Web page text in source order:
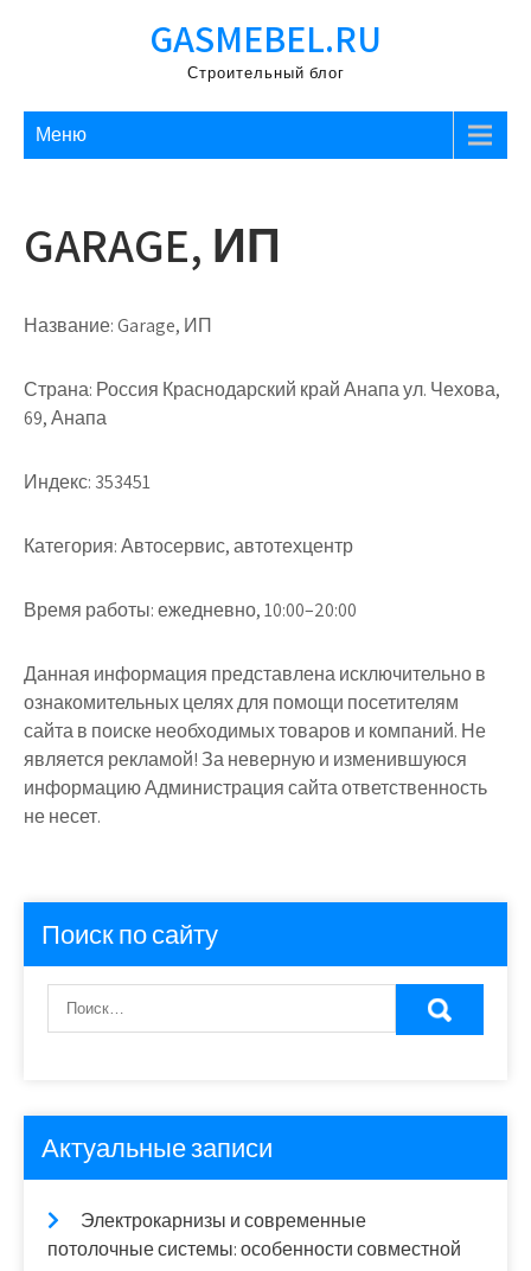
GASMEBEL.RU
Строительный блог
Меню
GARAGE, ИП
Название:Garage, ИП
Страна: Россия Краснодарский край Анапа ул. Чехова,
69, Анапа
Индекс: 353451
Категория:Автосервис, автотехцентр
Время работы:ежедневно, 10:00–20:00
Данная информация представлена исключительно в
ознакомительных целях для помощи посетителям
сайта в поиске необходимых товаров и компаний. Не
является рекламой! За неверную и изменившуюся
информацию Администрация сайта ответственность
не несет.
Поиск по сайту
Актуальные записи
Электрокарнизы и современные
потолочные системы: особенности совместной